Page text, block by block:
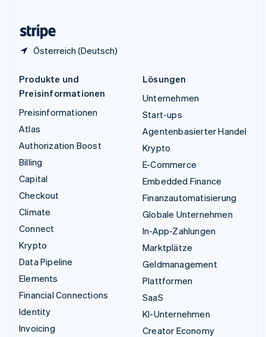
Österreich (Deutsch)
Produkte und
Preisinformationen
Preisinformationen
Atlas
Authorization Boost
Billing
Capital
Checkout
Climate
Connect
Krypto
Data Pipeline
Elements
Financial Connections
Identity
Invoicing
Lösungen
Unternehmen
Start-ups
Agentenbasierter Handel
Krypto
E-Commerce
Embedded Finance
Finanzautomatisierung
Globale Unternehmen
In-App-Zahlungen
Marktplätze
Geldmanagement
Plattformen
SaaS
KI-Unternehmen
Creator Economy